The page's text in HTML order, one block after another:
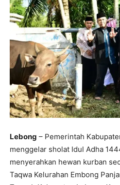
Lebong – Pemerintah
menggelar sholat Idul Adha
menyerahkan hewan kurban
Taqwa Kelurahan Embong